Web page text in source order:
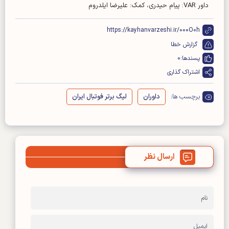
داور VAR: پیام حیدری، کمک: علیرضا ایلدروم
https://kayhanvarzeshi.ir/000O0h
گزارش خطا
پسندها:0
اشتراک گذاری
برچسب ها: داوران لیگ برتر فوتبال ایران
ارسال نظر